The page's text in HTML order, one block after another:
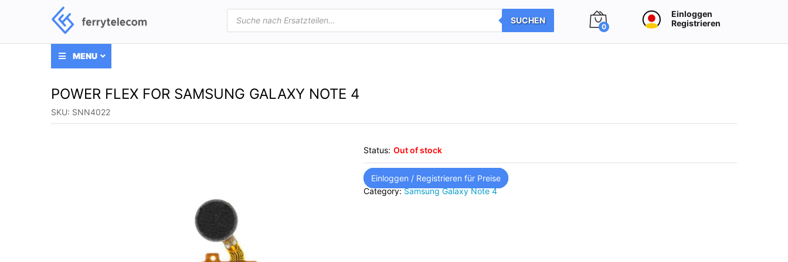
Products
search
SUCHEN
0
Einloggen
Registrieren
MENU
POWER FLEX FOR SAMSUNG GALAXY NOTE 4
SKU: SNN4022
Status: Out of stock
Einloggen / Registrieren für Preise
Category:Samsung Galaxy Note 4